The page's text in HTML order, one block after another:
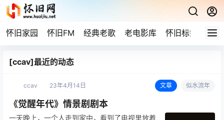
怀旧家园 怀旧FM 经典老歌 老电影库 怀旧标签 网
[ccav]最近的动态
ccav 23年4月14日 文章 似水流年
《觉醒年代》情景剧剧本
一天晚上，一个人走到家中，看到了电视里放着